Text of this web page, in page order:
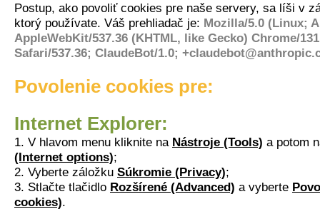
Postup, ako povoliť cookies pre naše servery, sa líši v
ktorý používate. Váš prehliadač je: Mozilla/5.0 (Linux;
AppleWebKit/537.36 (KHTML, like Gecko) Chrome/
Safari/537.36; ClaudeBot/1.0;
Povolenie cookies pre:
Internet Explorer:
1. V hlavom menu kliknite na Nástroje (Tools) a potom
(Internet options);
2. Vyberte záložku Súkromie (Privacy);
3. Stlačte tlačidlo Rozšírené (Advanced) a vyberte
cookies).